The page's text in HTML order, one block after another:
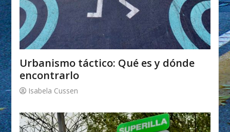
Urbanismo táctico: Qué es y dónde
encontrarlo
Isabela Cussen